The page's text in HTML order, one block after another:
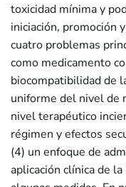
toxicidad mínima y
iniciación, promoción
cuatro problemas
como medicamento
biocompatibilidad de
uniforme del nivel de
nivel terapéutico
régimen y efectos
(4) un enfoque de
aplicación clínica de